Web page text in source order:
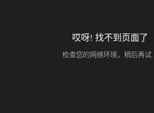
哎呀! 找不到页面了
检查您的网络环境，稍后再试...